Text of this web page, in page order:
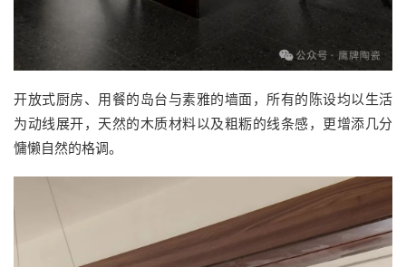
开放式厨房、用餐的岛台与素雅的墙面，所有的陈设均以生活
为动线展开，天然的木质材料以及粗粝的线条感，更增添几分
慵懒自然的格调。